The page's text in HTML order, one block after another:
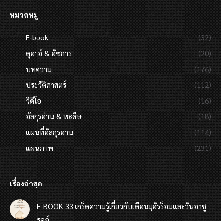
หมวดหมู่
E-book
(32)
ดุอาอ์ & อัซการ
(20)
บทความ
(176)
ประวัติศาสตร์
(112)
วีดีโอ
(16)
อัลกุรอ่าน & หะดีษ
(18)
แผนที่อัลกุรอาน
(114)
แผนภาพ
(231)
เรื่องล่าสุด
E-BOOK 33 เกร็ดความรู้เกี่ยวกับเดือนมุฮัรร็อมและวันอาชู